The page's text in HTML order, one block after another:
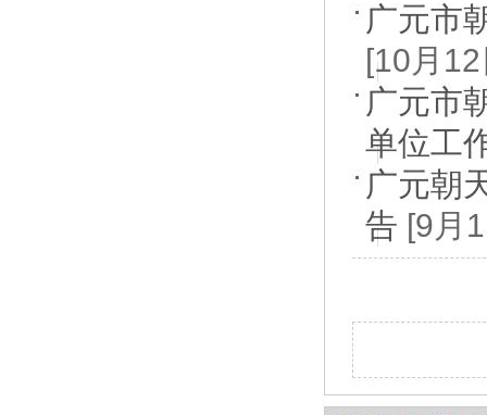
广元市
[10月
广元市
单位工
广元朝
告 [9月